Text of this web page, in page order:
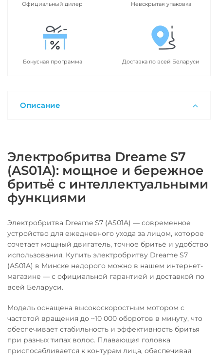
Официальный дилер Невскрытая упаковка
Бонусная программа Доставка по всей Беларуси
Описание
Электробритва Dreame S7
(AS01A): мощное и бережное
бритьё с интеллектуальными
функциями
Электробритва Dreame S7 (AS01A) — современное
устройство для ежедневного ухода за лицом, которое
сочетает мощный двигатель, точное бритьё и удобство
использования. Купить электробритву Dreame S7
(AS01A) в Минске недорого можно в нашем интернет-
магазине — с официальной гарантией и доставкой по
всей Беларуси.
Модель оснащена высокоскоростным мотором с
частотой вращения до ~10 000 оборотов в минуту, что
обеспечивает стабильность и эффективность бритья
при разных типах волос. Плавающая головка
приспосабливается к контурам лица, обеспечивая